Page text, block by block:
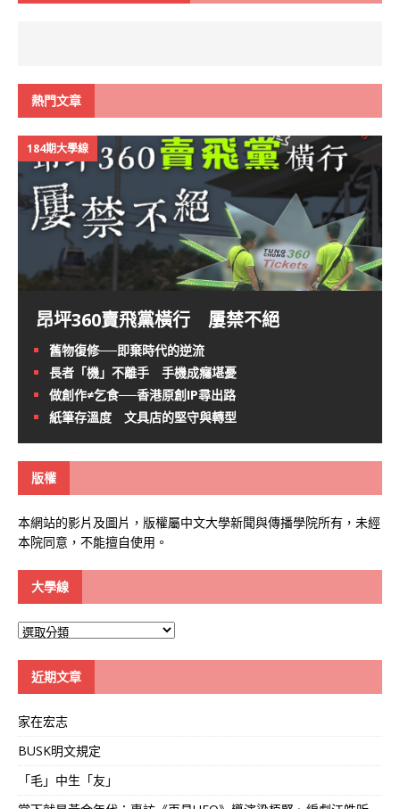
熱門文章
184期大學線
昂坪360賣飛黨橫行 屢禁不絕
舊物復修──即棄時代的逆流
長者「機」不離手 手機成癮堪憂
做創作≠乞食──香港原創IP尋出路
紙筆存溫度 文具店的堅守與轉型
版權
本網站的影片及圖片，版權屬中文大學新聞與傳播學院所有，未經
本院同意，不能擅自使用。
大學線
大
近期文章
家在宏志
BUSK明文規定
「毛」中生「友」